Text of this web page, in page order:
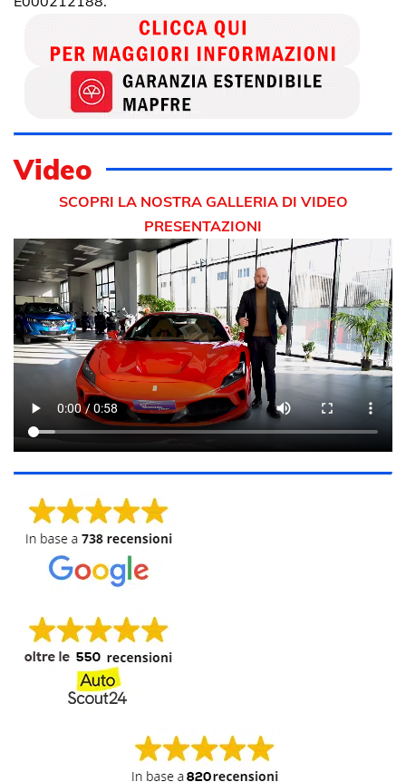
Video
SCOPRI LA NOSTRA GALLERIA DI VIDEO
PRESENTAZIONI